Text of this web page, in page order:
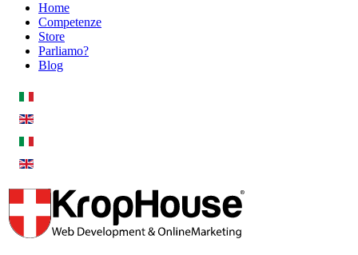
Home
Competenze
Store
Parliamo?
Blog